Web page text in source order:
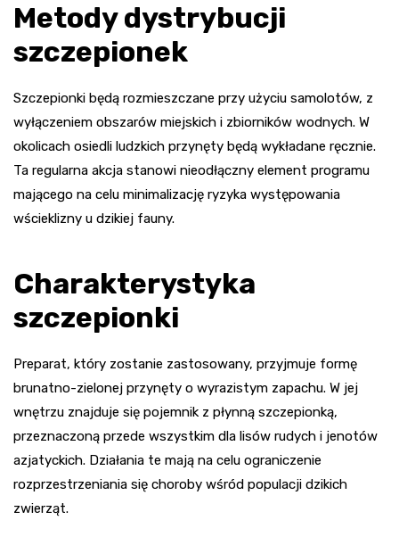
Metody dystrybucji
szczepionek
Szczepionki będą rozmieszczane przy użyciu samolotów, z
wyłączeniem obszarów miejskich i zbiorników wodnych. W
okolicach osiedli ludzkich przynęty będą wykładane ręcznie.
Ta regularna akcja stanowi nieodłączny element programu
mającego na celu minimalizację ryzyka występowania
wścieklizny u dzikiej fauny.
Charakterystyka
szczepionki
Preparat, który zostanie zastosowany, przyjmuje formę
brunatno-zielonej przynęty o wyrazistym zapachu. W jej
wnętrzu znajduje się pojemnik z płynną szczepionką,
przeznaczoną przede wszystkim dla lisów rudych i jenotów
azjatyckich. Działania te mają na celu ograniczenie
rozprzestrzeniania się choroby wśród populacji dzikich
zwierząt.